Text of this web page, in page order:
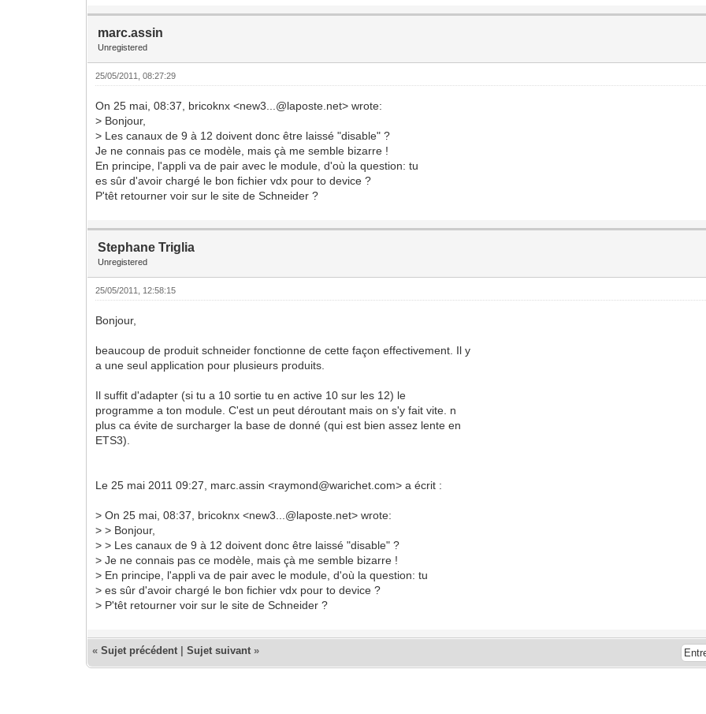
marc.assin
Unregistered
25/05/2011, 08:27:29
On 25 mai, 08:37, bricoknx <new3...@laposte.net> wrote:
> Bonjour,
> Les canaux de 9 à 12 doivent donc être laissé "disable" ?
Je ne connais pas ce modèle, mais çà me semble bizarre !
En principe, l'appli va de pair avec le module, d'où la question: tu
es sûr d'avoir chargé le bon fichier vdx pour to device ?
P'têt retourner voir sur le site de Schneider ?
Stephane Triglia
Unregistered
25/05/2011, 12:58:15
Bonjour,
beaucoup de produit schneider fonctionne de cette façon effectivement. Il y
a une seul application pour plusieurs produits.
Il suffit d'adapter (si tu a 10 sortie tu en active 10 sur les 12) le
programme a ton module. C'est un peut déroutant mais on s'y fait vite. n
plus ca évite de surcharger la base de donné (qui est bien assez lente en
ETS3).
Le 25 mai 2011 09:27, marc.assin <raymond@warichet.com> a écrit :
> On 25 mai, 08:37, bricoknx <new3...@laposte.net> wrote:
> > Bonjour,
> > Les canaux de 9 à 12 doivent donc être laissé "disable" ?
> Je ne connais pas ce modèle, mais çà me semble bizarre !
> En principe, l'appli va de pair avec le module, d'où la question: tu
> es sûr d'avoir chargé le bon fichier vdx pour to device ?
> P'têt retourner voir sur le site de Schneider ?
«Sujet précédent |Sujet suivant »